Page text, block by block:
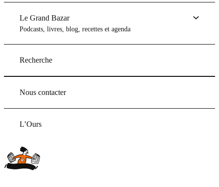
Le Grand Bazar
Podcasts, livres, blog, recettes et agenda
Recherche
Nous contacter
L’Ours